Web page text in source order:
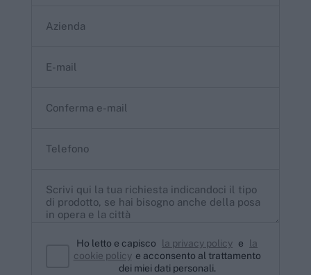
Ho letto e capisco la privacy policy e
la
cookie policy e acconsento al trattamento
dei miei dati personali.